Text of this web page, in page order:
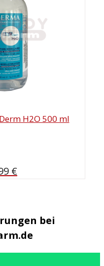
H2O 500 ml
€
bei